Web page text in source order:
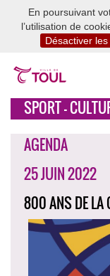
En poursuivant
l’utilisation de
Désactiver
SPORT -
AGENDA
25 JUIN 2022
800 ANS DE LA